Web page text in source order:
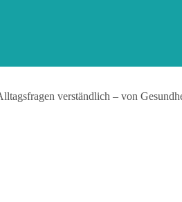
verständlich – von